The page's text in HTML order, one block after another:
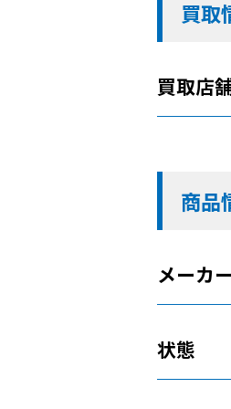
買取
買取店
商品
メーカー
状態